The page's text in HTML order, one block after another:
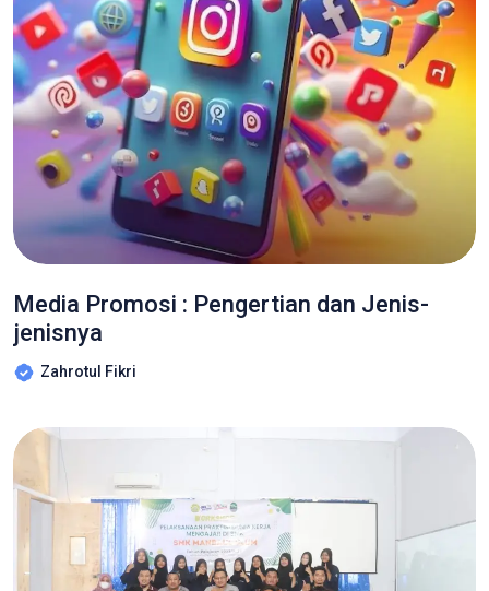
Media Promosi : Pengertian dan Jenis-
jenisnya
Zahrotul Fikri